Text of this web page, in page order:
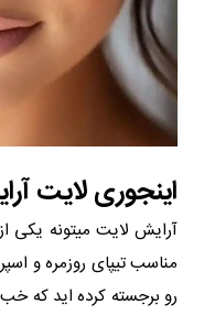
اینجوری لایت
آرایش لایت میتونه یکی
مناسب تیپای روزمره و
رو برجسته کرده اید که